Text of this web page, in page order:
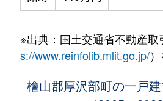
※出典：国土交通省不動産取
s://www.reinfolib.mlit.go.jp/
檜山郡厚沢部町の一戸